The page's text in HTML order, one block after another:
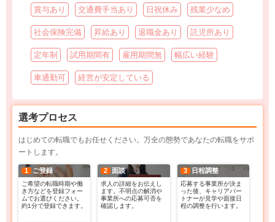
賞与あり 交通費手当あり 日祝休み 残業少なめ
社会保険完備 昇給あり 退職金あり 託児所あり
定年制 試用期間有 雇用期間無 幅広い経験
車通勤可 経営が安定している
選考プロセス
はじめての転職でもお任せください。万全の態勢であなたの転職をサポ
ートします。
1 ご登録
ご希望の転職時期や働
き方などを登録フォー
ムでお選びください。
約1分で登録できます。
2 面談
求人の詳細をお伝えし
ます。不明点の解消や
事業所への応募可否を
確認します。
3 日程調整
応募する事業所が決ま
った後、キャリアパー
トナーが見学や面接日
程の調整を行います。